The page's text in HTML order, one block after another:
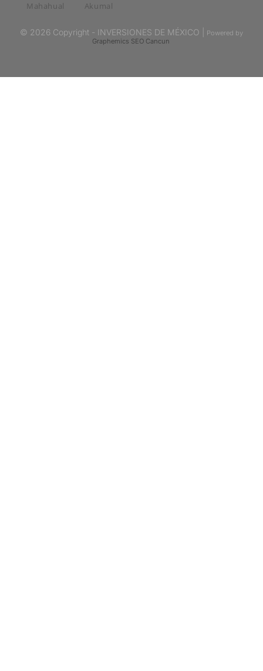
Mahahual
Akumal
© 2026 Copyright - INVERSIONES DE MÉXICO |
Powered by
Graphemics SEO Cancun